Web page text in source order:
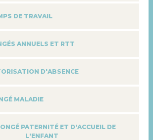
DE TRAVAIL
ANNUELS ET RTT
D'ABSENCE
MALADIE
PATERNITÉ ET D'ACCUEIL DE
L'ENFANT